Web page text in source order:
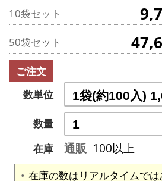
10袋セット
50袋セット
ご注文
数単位
数量
在庫
通販 100以上
在庫の数はリアルタイムでは